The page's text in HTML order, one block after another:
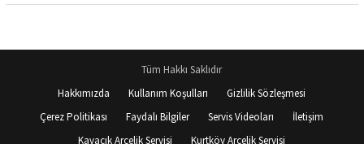
Tüm Hakkı Saklıdır
Hakkımızda
Kullanım Koşulları
Gizlilik Sözleşmesi
Çerez Politikası
Faydalı Bilgiler Servis Videoları
İletişim
Kavacık Arçelik Servisi
Kurtköy Arçelik Servisi